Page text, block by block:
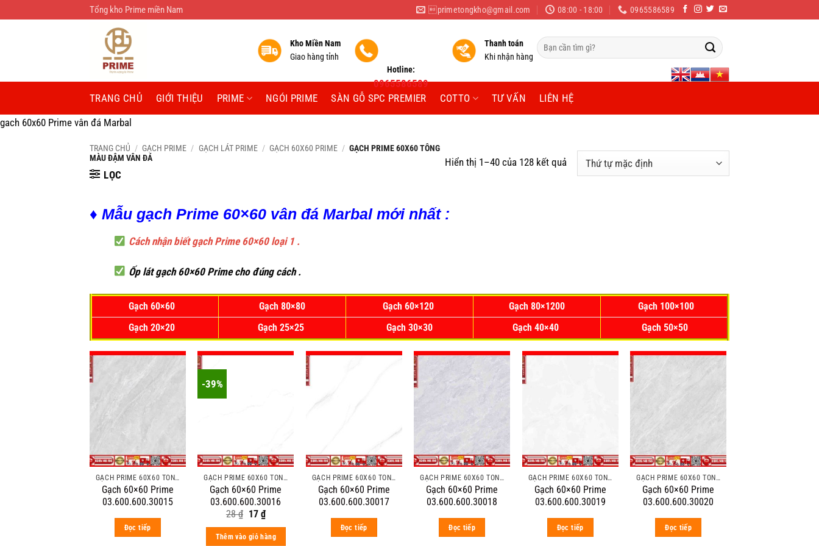
Tổng kho Prime miền Nam primetongkho@gmail.com 08:00 - 18:00 0965586589
Kho Miền Nam
Giao hàng tỉnh
Hotline:
0965586589
Thanh toán
Khi nhận hàng
Tìm
kiếm:
TRANG CHỦ GIỚI THIỆU PRIME NGÓI PRIME SÀN GỖ SPC PREMIER COTTO TƯ VẤN
LIÊN HỆ
gach 60x60 Prime vân đá Marbal
TRANG CHỦ / GẠCH PRIME / GẠCH LÁT PRIME / GẠCH 60X60 PRIME / GẠCH PRIME 60X60 TÔNG
MÀU ĐẬM VÂN ĐÁ
LỌC
Hiển thị 1–40 của 128 kết quả
♦ Mẫu gạch Prime 60×60 vân đá Marbal mới nhất :
Cách nhận biết gạch Prime 60×60 loại 1 .
Ốp lát gạch 60×60 Prime cho đúng cách .
Gạch 60×60 Gạch 80×80 Gạch 60×120 Gạch 80×1200
Gạch 100×100
Gạch 20×20
Gạch 25×25 Gạch 30×30 Gạch 40×40 Gạch 50×50
GẠCH PRIME 60X60 TÔNG MÀU ĐẬM VÂN ĐÁ
Gạch 60×60 Prime
03.600.600.30015
Đọc tiếp
-39%
GẠCH PRIME 60X60 TÔNG MÀU ĐẬM VÂN ĐÁ
Gạch 60×60 Prime
03.600.600.30016
28₫ Original
was:
28 ₫.
17 ₫Current
is:
17 ₫.
Thêm vào giỏ hàng
GẠCH PRIME 60X60 TÔNG MÀU ĐẬM VÂN ĐÁ
Gạch 60×60 Prime
03.600.600.30017
Đọc tiếp
GẠCH PRIME 60X60 TÔNG MÀU ĐẬM VÂN ĐÁ
Gạch 60×60 Prime
03.600.600.30018
Đọc tiếp
GẠCH PRIME 60X60 TÔNG MÀU ĐẬM VÂN ĐÁ
Gạch 60×60 Prime
03.600.600.30019
Đọc tiếp
GẠCH PRIME 60X60 TÔNG MÀU ĐẬM VÂN ĐÁ
Gạch 60×60 Prime
03.600.600.30020
Đọc tiếp